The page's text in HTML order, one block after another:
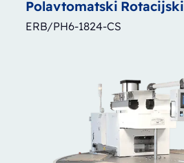
Polavtomatski Rotacijski
ERB/PH6-1824-CS